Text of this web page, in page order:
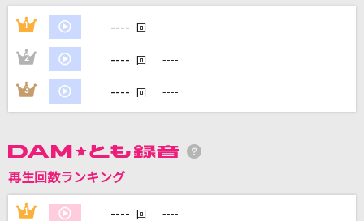
GLAY
DAMの新曲・ランキングなど
DAMに会員登録・ログインして
カラオケをもっと楽しもう！
1 ---- 回 ----
2 ---- 回 ----
3 ---- 回 ----
再生回数ランキング
1 ---- 回 ----